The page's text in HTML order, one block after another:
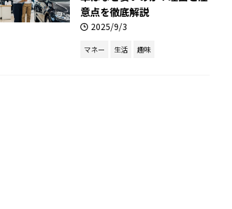
意点を徹底解説
2025/9/3
マネー 生活 趣味